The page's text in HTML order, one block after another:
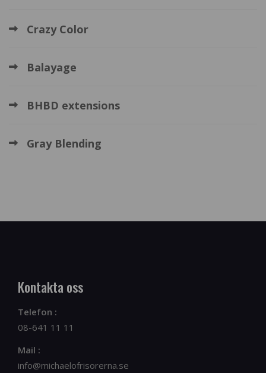
Crazy Color
Balayage
BHBD extensions
Gray Blending
Kontakta oss
Telefon :
08-641 11 11
Mail :
info@michaelofrisorerna.se